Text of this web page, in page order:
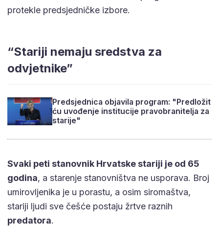
protekle predsjedničke izbore.
“Stariji nemaju sredstva za
odvjetnike”
Predsjednica objavila program: "Predložit
ću uvođenje institucije pravobranitelja za
starije"
Svaki peti stanovnik Hrvatske stariji je od 65
godina, a starenje stanovništva ne usporava. Broj
umirovljenika je u porastu, a osim siromaštva,
stariji ljudi sve češće postaju žrtve raznih
predatora.